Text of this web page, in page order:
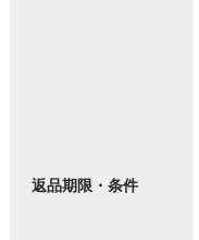
返品期限・条件